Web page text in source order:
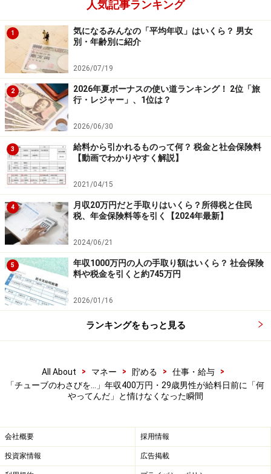
けること」
＜調査概要＞
給料日前のお財布事情に関するアンケート
調査方法：インターネットアンケート
調査実施期間：2026年3月4～5日
調査対象：全国10～70代の250人（男性：77人、女性：
171人、回答しない：2人）
※回答者のコメントは原文のまま記載しています。
※本記事の出費内訳はアンケートの回答に基づいた「主
な項目」のみを記載しています。回答に含まれない社会
保険料や税金、民間の保険料、不定期な支出、使途不明
金などは考慮されていないため、収支合計が一致しない
場合があります。
※本記事で紹介している人物のプロフィールや数値など
は、プライバシー保護のため編集部で一部改変している
場合があります。
※記事内容は執筆時点のものです。最新の内容をご確認くださ
い。
商品や投資行動を推奨するものではありません。
投資や資産運用に関する最終的なご判断はご自身の責任において
行ってください。
掲載情報の正確性・完全性については十分に配慮しております
最新の情報や詳細については、必ず各金融機関やサービス提供者
の公式情報をご確認ください。
【編集部からのお知らせ】
人気記事ランキング
1
気になるみんなの「平均年収」はいくら？ 男女
別・年齢別に紹介
2026/07/19
2
2026年夏ボーナスの使い道ランキング！ 2位「旅
行・レジャー」、1位は？
2026/06/30
3
給料から引かれるものって何？ 税金と社会保険料
【動画でわかりやすく解説】
2021/04/15
4
月収20万円だと手取りはいくら？所得税と住民
税、年金保険料等を引く【2024年最新】
2024/06/21
5
年収1000万円の人の手取り額はいくら？ 社会保険
料や税金を引くと約745万円
2026/01/16
ランキングをもっと見る
All About > マネー > 貯める > 仕事・給与
>
「チューブのわさびを…」年収400万円・29歳男性が給料日前に「何
やってんだ」と情けなくなった瞬間
会社概要 採用情報
投資家情報 広告掲載